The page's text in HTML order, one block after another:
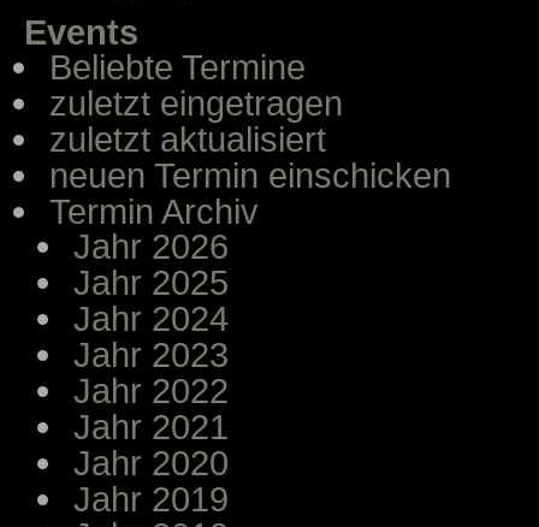
Events
Beliebte Termine
zuletzt eingetragen
zuletzt aktualisiert
neuen Termin einschicken
Termin Archiv
Jahr 2026
Jahr 2025
Jahr 2024
Jahr 2023
Jahr 2022
Jahr 2021
Jahr 2020
Jahr 2019